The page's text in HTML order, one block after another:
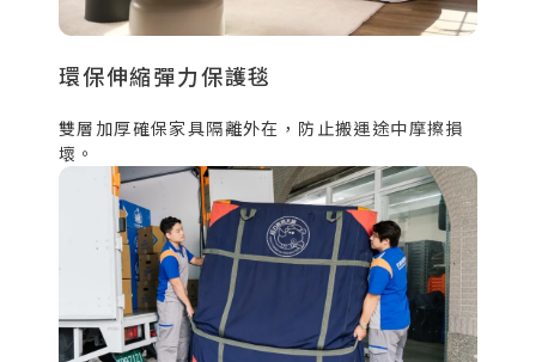
環保伸縮彈力保護毯
雙層加厚確保家具隔離外在，防止搬運途中摩擦損
壞。